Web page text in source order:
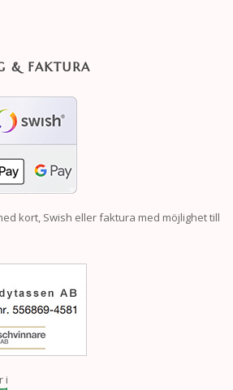
& FAKTURA
kort, Swish eller faktura med möjlighet till
i